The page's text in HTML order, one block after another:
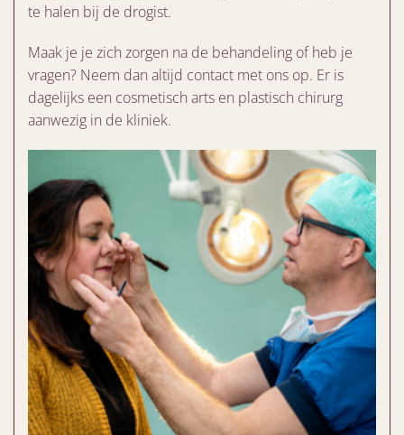
te halen bij de drogist.
Maak je je zich zorgen na de behandeling of heb je
vragen? Neem dan altijd contact met ons op. Er is
dagelijks een cosmetisch arts en plastisch chirurg
aanwezig in de kliniek.